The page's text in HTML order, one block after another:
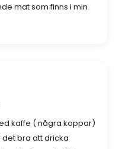
mat som finns i min
kaffe ( några koppar)
bra att dricka